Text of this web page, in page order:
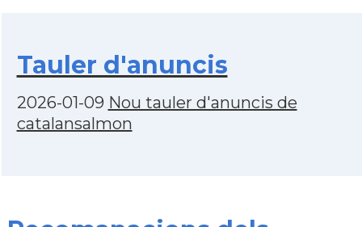
Tauler d'anuncis
2026-01-09 Nou tauler d'anuncis de
catalansalmon